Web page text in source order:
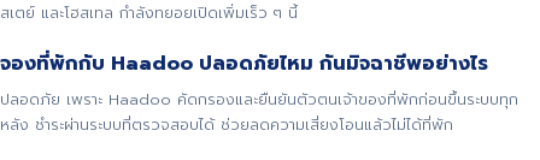
สเตย์ และโฮสเทล กำลังทยอยเปิดเพิ่มเร็ว ๆ นี้
จองที่พักกับ Haadoo ปลอดภัยไหม กันมิจฉาชีพอย่างไร
ปลอดภัย เพราะ Haadoo คัดกรองและยืนยันตัวตนเจ้าของที่พักก่อนขึ้นระบบทุก
หลัง ชำระผ่านระบบที่ตรวจสอบได้ ช่วยลดความเสี่ยงโอนแล้วไม่ได้ที่พัก